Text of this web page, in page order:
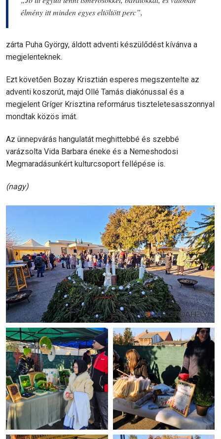
élmény itt minden egyes eltöltött perc”,
zárta Puha György, áldott adventi készülődést kívánva a
megjelenteknek.
Ezt követően Bozay Krisztián esperes megszentelte az
adventi koszorút, majd Ollé Tamás diakónussal és a
megjelent Gríger Krisztina reformárus tiszteletesasszonnyal
mondtak közös imát.
Az ünnepvárás hangulatát meghittebbé és szebbé
varázsolta Vida Barbara éneke és a Nemeshodosi
Megmaradásunkért kulturcsoport fellépése is.
(nagy)